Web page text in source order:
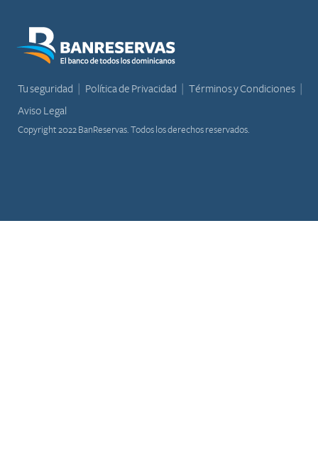
Tu seguridad Política de Privacidad
Términos y Condiciones
Aviso Legal
Copyright 2022 BanReservas. Todos los derechos reservados.